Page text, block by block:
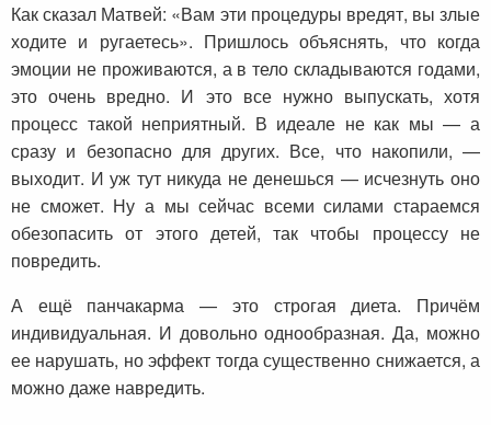
Как сказал Матвей: «Вам эти процедуры вредят, вы злые
ходите и ругаетесь». Пришлось объяснять, что когда
эмоции не проживаются, а в тело складываются годами,
это очень вредно. И это все нужно выпускать, хотя
процесс такой неприятный. В идеале не как мы — а
сразу и безопасно для других. Все, что накопили, —
выходит. И уж тут никуда не денешься — исчезнуть оно
не сможет. Ну а мы сейчас всеми силами стараемся
обезопасить от этого детей, так чтобы процессу не
повредить.
А ещё панчакарма — это строгая диета. Причём
индивидуальная. И довольно однообразная. Да, можно
ее нарушать, но эффект тогда существенно снижается, а
можно даже навредить.